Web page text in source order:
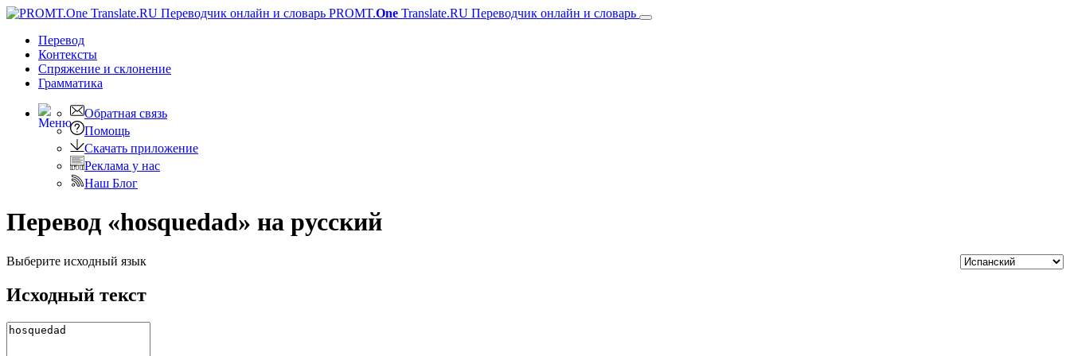
PROMT.One Translate.RU Переводчик онлайн и словарь
Перевод
Контексты
Спряжение и склонение
Грамматика
Обратная связь
Помощь
Скачать приложение
Реклама у нас
Наш Блог
Перевод «hosquedad» на русский
Выберите исходный язык
Исходный текст